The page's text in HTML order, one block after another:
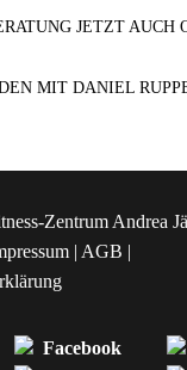
JETZT AUCH
MIT DANIEL
Zentrum Andrea
| AGB |
Facebook